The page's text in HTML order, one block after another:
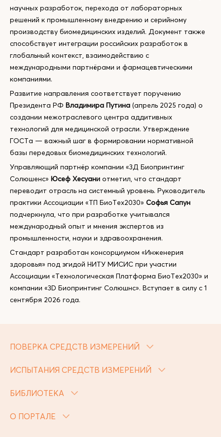
научных разработок, перехода от лабораторных
решений к промышленному внедрению и серийному
производству биомедицинских изделий. Документ также
способствует интеграции российских разработок в
глобальный контекст, взаимодействию с
международными партнёрами и фармацевтическими
компаниями.
Развитие направления соответствует поручению
Президента РФ Владимира Путина (апрель 2025 года) о
создании межотраслевого центра аддитивных
технологий для медицинской отрасли. Утверждение
ГОСТа — важный шаг в формировании нормативной
базы передовых биомедицинских технологий.
Управляющий партнёр компании «3Д Биопринтинг
Солюшенс» Юсеф Хесуани отметил, что стандарт
переводит отрасль на системный уровень. Руководитель
практики Ассоциации «ТП БиоТех2030» Софья Сапун
подчеркнула, что при разработке учитывался
международный опыт и мнения экспертов из
промышленности, науки и здравоохранения.
Стандарт разработан консорциумом «Инженерия
здоровья» под эгидой НИТУ МИСИС при участии
Ассоциации «Технологическая Платформа БиоТех2030» и
компании «3D Биопринтинг Солюшнс». Вступает в силу с 1
сентября 2026 года.
ПОВЕРКА СРЕДСТВ ИЗМЕРЕНИЙ
ИСПЫТАНИЯ СРЕДСТВ ИЗМЕРЕНИЙ
БИБЛИОТЕКА
О ПОРТАЛЕ